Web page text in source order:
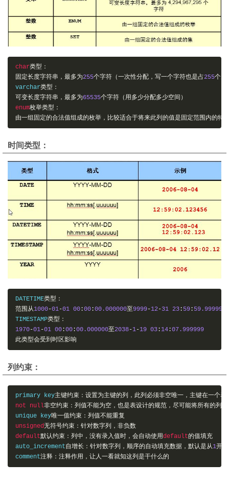
char类型：
固定长度字符串，最多为255个字符（一次性分配，写一个字符也是占255个空
varchar类型：
可变长度字符串，最多为65535个字符（用多少分配多少空间）
enum枚举类型：
由一组固定的合法值组成的枚举，比较适合于将来此列的值是固定范围内的特
时间类型：
DATETIME类型：
范围从1000-01-01 00 :00 :00.000000至9999-12-31 23 : 59 : 59.999999
TIMESTAMP类型：
1970-01-01 00 :00 :00.000000至2038-1-19 03 : 14 :07.999999
此类型会受到时区影响
列约束：
primary key主键约束 ：设置为主键的列，此列必须非空唯一，主键在一个表
not
null非空约束： 列值不能为空，也是表设计的规范，尽可能将所有的列
unique key唯一值约束： 列值不能重复
unsigned无符号约束： 针对数字列，非负数
default默认约束： 列中，没有录入值时，会自动使用default的值填充
auto_increment自增长： 针对数字列，顺序的自动填充数据，默认是从1开始
comment注释 ：注释作用，让人一看就知这列是干什么的